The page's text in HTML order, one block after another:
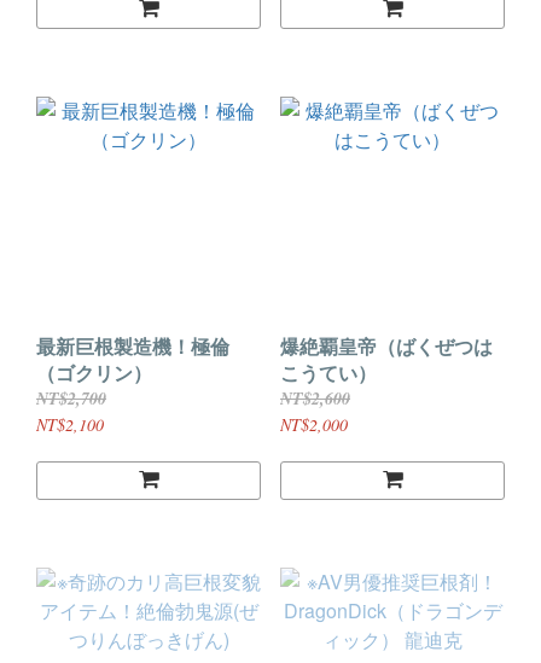
最新巨根製造機！極倫
（ゴクリン）
NT$2,700
NT$2,100
爆絶覇皇帝（ばくぜつは
こうてい）
NT$2,600
NT$2,000